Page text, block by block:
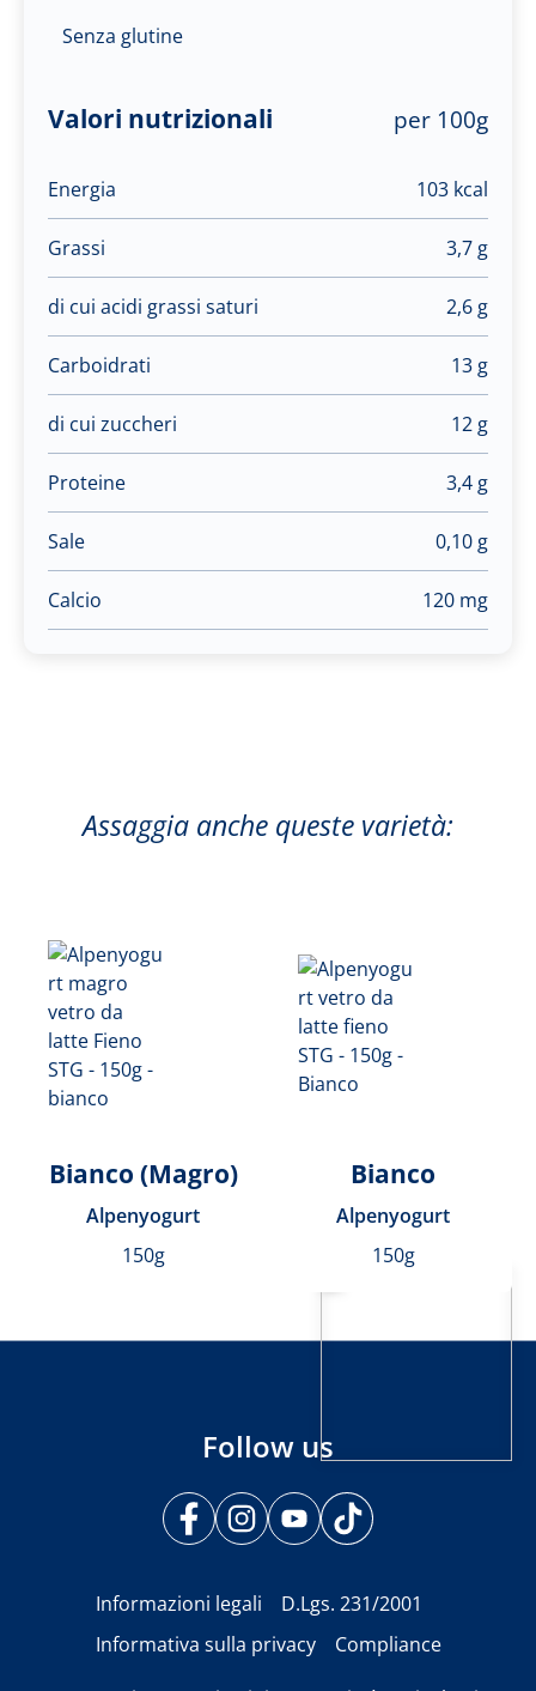
Senza glutine
Valori nutrizionali per 100g
Energia 103 kcal
Grassi 3,7 g
di cui acidi grassi saturi 2,6 g
Carboidrati 13 g
di cui zuccheri 12 g
Proteine 3,4 g
Sale 0,10 g
Calcio 120 mg
Assaggia anche queste varietà:
Bianco (Magro)
Alpenyogurt
150g
Bianco
Alpenyogurt
150g
Follow us
Informazioni legali
D.Lgs. 231/2001
Informativa sulla privacy
Compliance